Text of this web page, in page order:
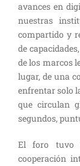
avances en
nuestras
compartido y
de
de los marcos
lugar, de una
enfrentar solo
que circulan
segundos,
El foro tuvo
cooperación